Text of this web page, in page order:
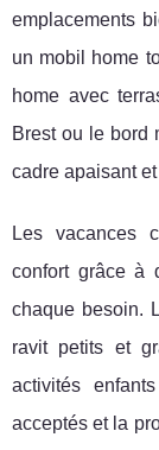
emplacements
un mobil home
home avec
Brest ou le bord
cadre apaisant
Les vacances
confort grâce à
chaque besoin.
ravit petits et
activités
acceptés et la